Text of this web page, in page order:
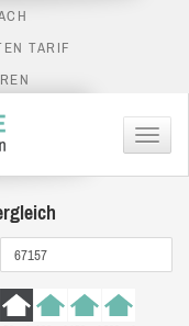
TARIF
Menü